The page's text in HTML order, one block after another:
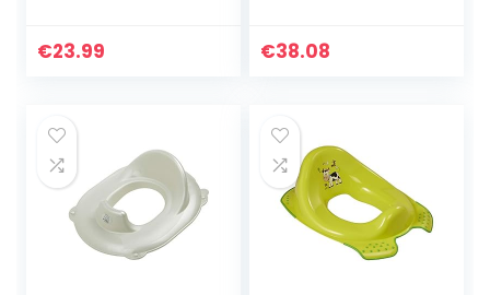
zacht
€23.99
met antislip,
€38.08